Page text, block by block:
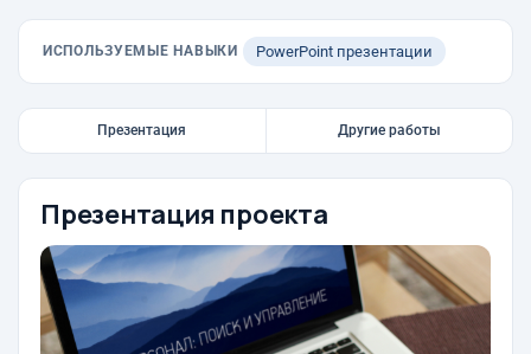
ИСПОЛЬЗУЕМЫЕ НАВЫКИ PowerPoint презентации
Презентация Другие работы
Презентация проекта